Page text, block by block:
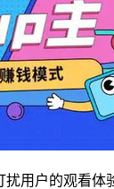
用户的观看